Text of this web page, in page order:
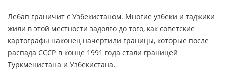
Лебап граничит с Узбекистаном. Многие узбеки и таджики
жили в этой местности задолго до того, как советские
картографы наконец начертили границы, которые после
распада СССР в конце 1991 года стали границей
Туркменистана и Узбекистана.